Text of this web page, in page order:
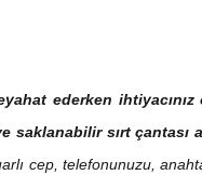
ederken
saklanabilir sırt çantası
cep, telefonunuzu,